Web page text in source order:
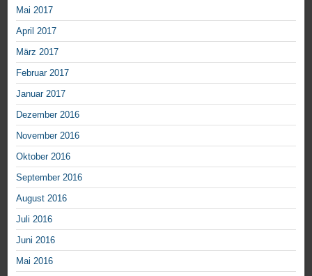
Mai 2017
April 2017
März 2017
Februar 2017
Januar 2017
Dezember 2016
November 2016
Oktober 2016
September 2016
August 2016
Juli 2016
Juni 2016
Mai 2016